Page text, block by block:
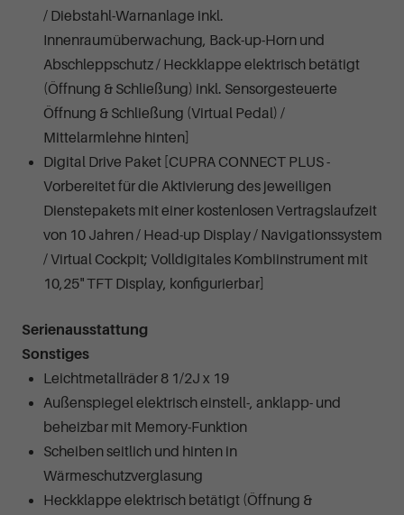
/ Diebstahl-Warnanlage inkl.
Innenraumüberwachung, Back-up-Horn und
Abschleppschutz / Heckklappe elektrisch betätigt
(Öffnung & Schließung) inkl. Sensorgesteuerte
Öffnung & Schließung (Virtual Pedal) /
Mittelarmlehne hinten]
Digital Drive Paket [CUPRA CONNECT PLUS -
Vorbereitet für die Aktivierung des jeweiligen
Dienstepakets mit einer kostenlosen Vertragslaufzeit
von 10 Jahren / Head-up Display / Navigationssystem
/ Virtual Cockpit; Volldigitales Kombiinstrument mit
10,25" TFT Display, konfigurierbar]
Serienausstattung
Sonstiges
Leichtmetallräder 8 1/2J x 19
Außenspiegel elektrisch einstell-, anklapp- und
beheizbar mit Memory-Funktion
Scheiben seitlich und hinten in
Wärmeschutzverglasung
Heckklappe elektrisch betätigt (Öffnung &